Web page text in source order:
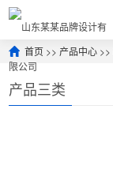
首页 >> 产品中心 >>
产品三类